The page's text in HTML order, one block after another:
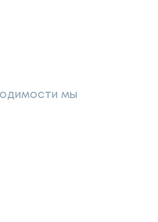
мы